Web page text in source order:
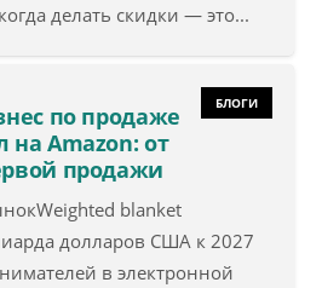
делать скидки — это...
БЛОГИ
по продаже
Amazon: от
продажи
blanket
долларов США к 2027
в электронной